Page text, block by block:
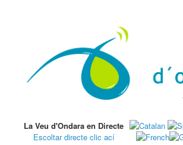
La Veu d'Ondara en Directe
Escoltar directe clic ací